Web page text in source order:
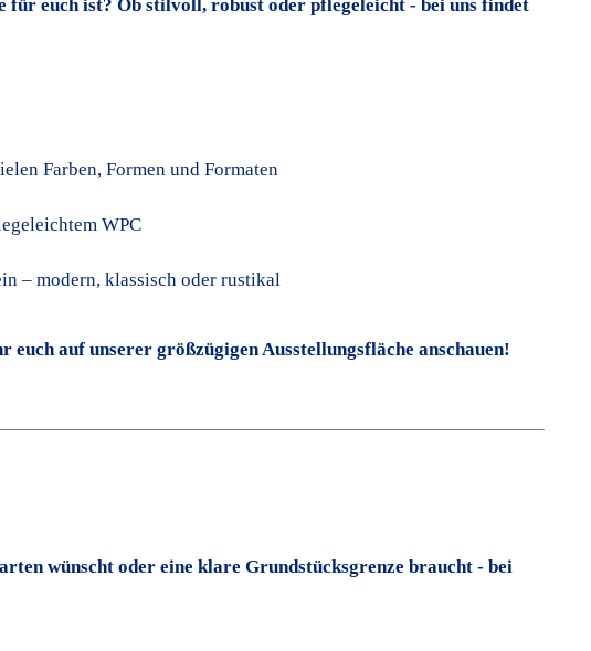
für euch ist? Ob stilvoll, robust oder pflegeleicht - bei uns findet
Farben, Formen und Formaten
WPC
– modern, klassisch oder rustikal
auf unserer größzügigen Ausstellungsfläche anschauen!
wünscht oder eine klare Grundstücksgrenze braucht - bei